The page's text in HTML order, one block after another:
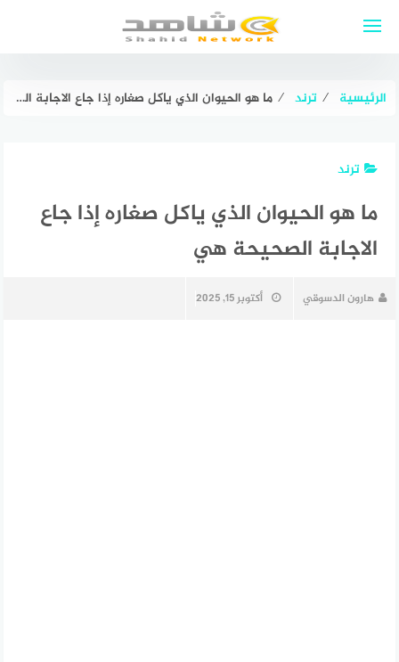
الرئيسية ⁄ ترند ⁄ ما هو الحيوان الذي ياكل صغاره إذا جاع الاجابة الصحيحة هي
ترند
ما هو الحيوان الذي ياكل صغاره إذا جاع
الاجابة الصحيحة هي
هارون الدسوقي أكتوبر 15, 2025